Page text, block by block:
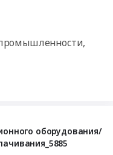
оборудования/